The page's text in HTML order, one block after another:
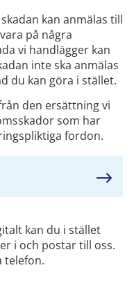
kan anmälas till
på några
vi handlägger kan
inte ska anmälas
du kan göra i stället.
den ersättning vi
som har
fordon.
kan du i stället
i och postar till oss.
telefon.